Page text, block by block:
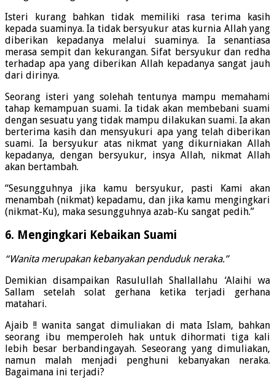
Isteri kurang bahkan tidak memiliki rasa terima kasih
kepada suaminya. Ia tidak bersyukur atas kurnia Allah yang
diberikan kepadanya melalui suaminya. Ia senantiasa
merasa sempit dan kekurangan. Sifat bersyukur dan redha
terhadap apa yang diberikan Allah kepadanya sangat jauh
dari dirinya.
Seorang isteri yang solehah tentunya mampu memahami
tahap kemampuan suami. Ia tidak akan membebani suami
dengan sesuatu yang tidak mampu dilakukan suami. Ia akan
berterima kasih dan mensyukuri apa yang telah diberikan
suami. Ia bersyukur atas nikmat yang dikurniakan Allah
kepadanya, dengan bersyukur, insya Allah, nikmat Allah
akan bertambah.
“Sesungguhnya jika kamu bersyukur, pasti Kami akan
menambah (nikmat) kepadamu, dan jika kamu mengingkari
(nikmat-Ku), maka sesungguhnya azab-Ku sangat pedih.”
6. Mengingkari Kebaikan Suami
“Wanita merupakan kebanyakan penduduk neraka.”
Demikian disampaikan Rasulullah Shallallahu ‘Alaihi wa
Sallam setelah solat gerhana ketika terjadi gerhana
matahari.
Ajaib !! wanita sangat dimuliakan di mata Islam, bahkan
seorang ibu memperoleh hak untuk dihormati tiga kali
lebih besar berbandingayah. Seseorang yang dimuliakan,
namun malah menjadi penghuni kebanyakan neraka.
Bagaimana ini terjadi?